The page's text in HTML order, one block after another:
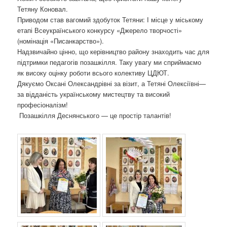
о
а
п
с
а
х
Тетяну Коновал.
​Приводом став вагомий здобуток Тетяни: І місце у міському
етапі Всеукраїнського конкурсу «Джерело творчості»
(номінація «Писанкарство»).
​Надзвичайно цінно, що керівництво району знаходить час для
підтримки педагогів позашкілля. Таку увагу ми сприймаємо
як високу оцінку роботи всього колективу ЦДЮТ.
​Дякуємо Оксані Олександрівні за візит, а Тетяні Олексіївні—
за відданість українському мистецтву та високий
професіоналізм!
Позашкілля Деснянського — це простір талантів!